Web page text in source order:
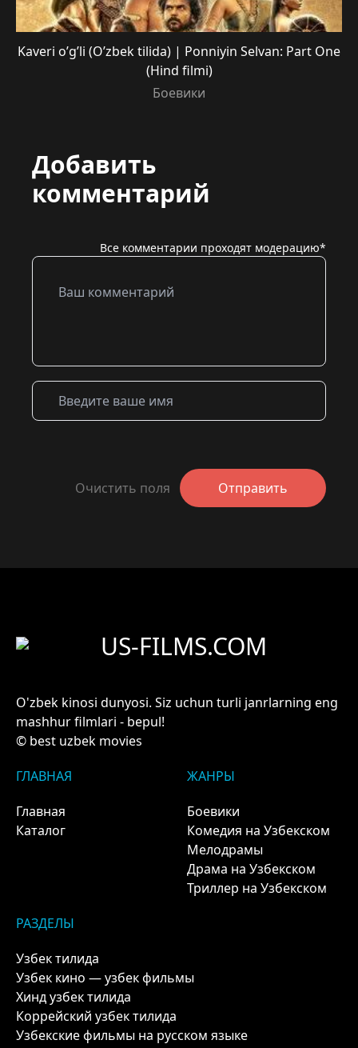
Kaveri o’g’li (O’zbek tilida) | Ponniyin Selvan: Part One
(Hind filmi)
Боевики
Добавить
комментарий
Все комментарии проходят модерацию*
Очистить поля Отправить
US-FILMS.COM
O'zbek kinosi dunyosi. Siz uchun turli janrlarning eng
mashhur filmlari - bepul!
© best uzbek movies
ГЛАВНАЯ
Главная
Каталог
ЖАНРЫ
Боевики
Комедия на Узбекском
Мелодрамы
Драма на Узбекском
Триллер на Узбекском
РАЗДЕЛЫ
Узбек тилида
Узбек кино — узбек фильмы
Хинд узбек тилида
Коррейский узбек тилида
Узбекские фильмы на русском языке